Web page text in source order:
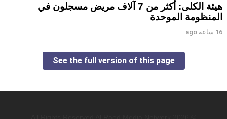
هيئة الكلى: أكثر من 7 آلاف مريض مسجلون في
المنظومة الموحدة
16 ساعة ago
See the full version of this page